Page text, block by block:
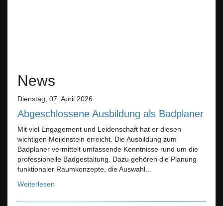
News
Dienstag, 07. April 2026
Abgeschlossene Ausbildung als Badplaner
Mit viel Engagement und Leidenschaft hat er diesen
wichtigen Meilenstein erreicht. Die Ausbildung zum
Badplaner vermittelt umfassende Kenntnisse rund um die
professionelle Badgestaltung. Dazu gehören die Planung
funktionaler Raumkonzepte, die Auswahl…
Weiterlesen